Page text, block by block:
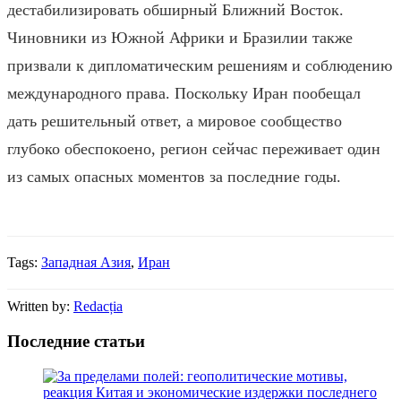
дестабилизировать обширный Ближний Восток.
Чиновники из Южной Африки и Бразилии также
призвали к дипломатическим решениям и соблюдению
международного права. Поскольку Иран пообещал
дать решительный ответ, а мировое сообщество
глубоко обеспокоено, регион сейчас переживает один
из самых опасных моментов за последние годы.
Tags: Западная Азия, Иран
Written by: Redacția
Последние статьи